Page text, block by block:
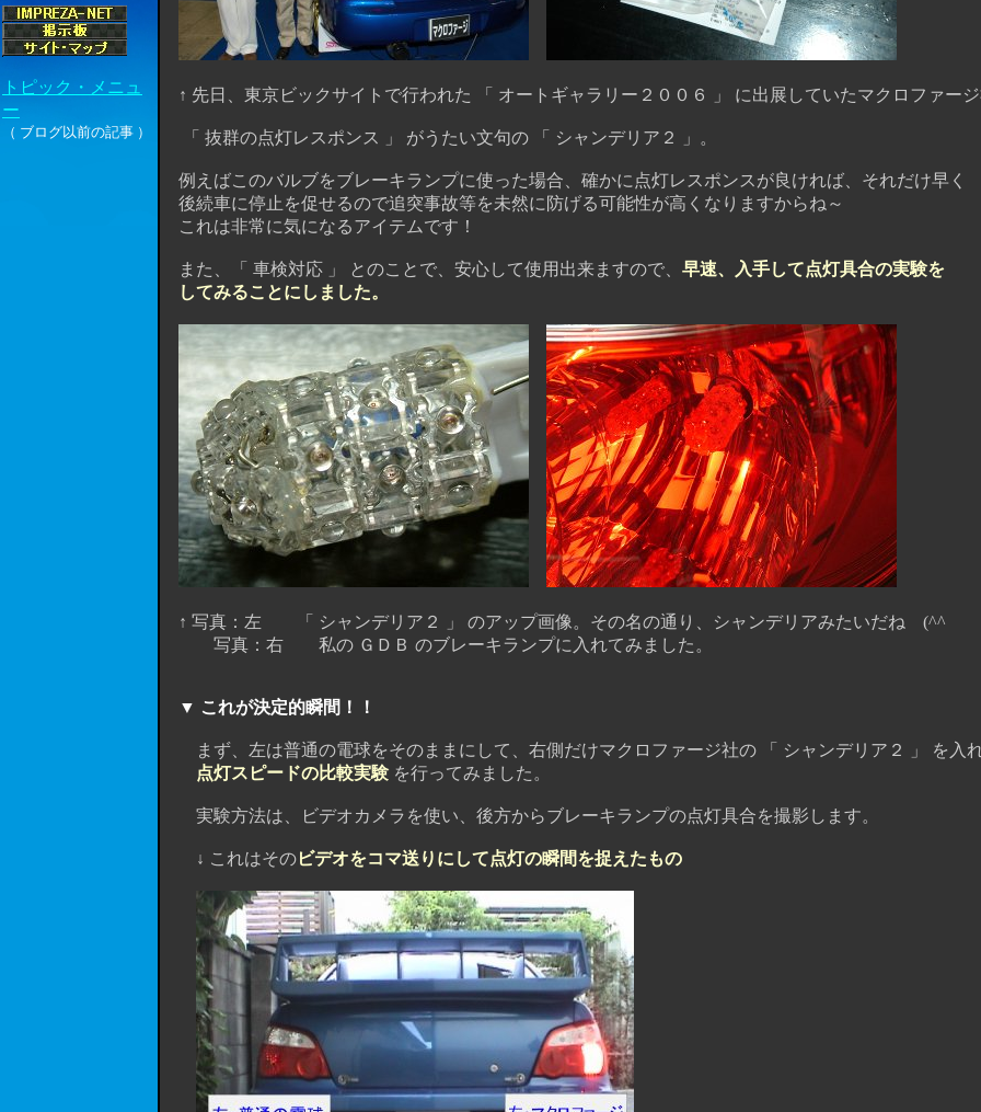
↑ 先日、東京ビックサイトで行われた 「 オートギャラリー２００６ 」 に出展していたマクロファー
「 抜群の点灯レスポンス 」 がうたい文句の 「 シャンデリア２ 」。
例えばこのバルブをブレーキランプに使った場合、確かに点灯レスポンスが良ければ、それだけ早く
後続車に停止を促せるので追突事故等を未然に防げる可能性が高くなりますからね～
これは非常に気になるアイテムです！
また、「 車検対応 」 とのことで、安心して使用出来ますので、 早速、入手して点灯具合の実験を
してみることにしました。
↑ 写真：左 「 シャンデリア２ 」 のアップ画像。その名の通り、シャンデリアみたいだね (^^ゞ
写真：右 私の ＧＤＢ のブレーキランプに入れてみました。
▼ これが決定的瞬間！！
まず、左は普通の電球をそのままにして、右側だけマクロファージ社の 「 シャンデリア２ 」 を入
点灯スピードの比較実験 を行ってみました。
実験方法は、ビデオカメラを使い、後方からブレーキランプの点灯具合を撮影します。
↓ これはそのビデオをコマ送りにして点灯の瞬間を捉えたもの